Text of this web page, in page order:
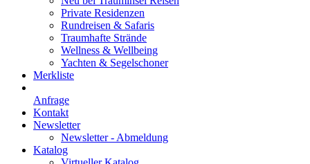
Private Residenzen
Rundreisen & Safaris
Traumhafte Strände
Wellness & Wellbeing
Yachten & Segelschoner
Merkliste
Anfrage
Kontakt
Newsletter
Newsletter - Abmeldung
Katalog